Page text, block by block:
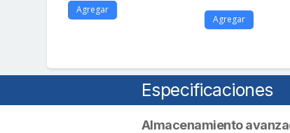
Agregar
Agregar
Especificaciones
Almacenamiento